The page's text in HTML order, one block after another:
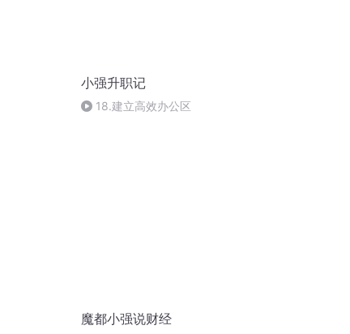
小强升职记
18.建立高效办公区
魔都小强说财经